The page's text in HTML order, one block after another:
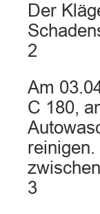
Der
2
Am
C 180,
3